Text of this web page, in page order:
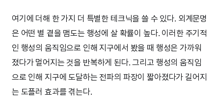
여기에 더해 한 가지 더 특별한 테크닉을 쓸 수 있다. 외계문명
은 어떤 별 곁을 맴도는 행성에 살 확률이 높다. 이러한 주기적
인 행성의 움직임으로 인해 지구에서 봤을 때 행성은 가까워
졌다가 멀어지는 것을 반복하게 된다. 그리고 행성의 움직임
으로 인해 지구에 도달하는 전파의 파장이 짧아졌다가 길어지
는 도플러 효과를 겪는다.